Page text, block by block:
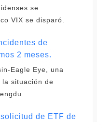
se
VIX se disparó.
de
2 meses.
Eagle Eye, una
la situación de
de ETF de